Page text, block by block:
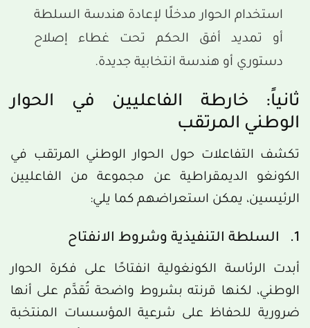
استخدام الحوار مدخلًا لإعادة هندسة السلطة
أو تمديد أفق الحكم تحت غطاء إصلاح
دستوري أو هندسة انتخابية جديدة.
ثانياً: خارطة الفاعليين في الحوار
الوطني المرتقب
تكشف التفاعلات حول الحوار الوطني المرتقب في
الكونغو الديمقراطية عن مجموعة من الفاعليين
الرئيسين، يمكن استعراضهم كما يلي:
1. السلطة التنفيذية وشروط الانفتاح
أبدت الرئاسة الكونغولية انفتاحًا على فكرة الحوار
الوطني، لكنها قرنته بشروط واضحة تُقدَّم على أنها
ضرورية للحفاظ على شرعية المؤسسات المنتخبة